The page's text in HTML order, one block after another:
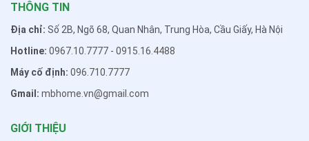
THÔNG TIN
Địa chỉ: Số 2B, Ngõ 68, Quan Nhân, Trung Hòa, Cầu Giấy, Hà Nội
Hotline: 0967.10.7777 - 0915.16.4488
Máy cố định: 096.710.7777
Gmail: mbhome.vn@gmail.com
GIỚI THIỆU